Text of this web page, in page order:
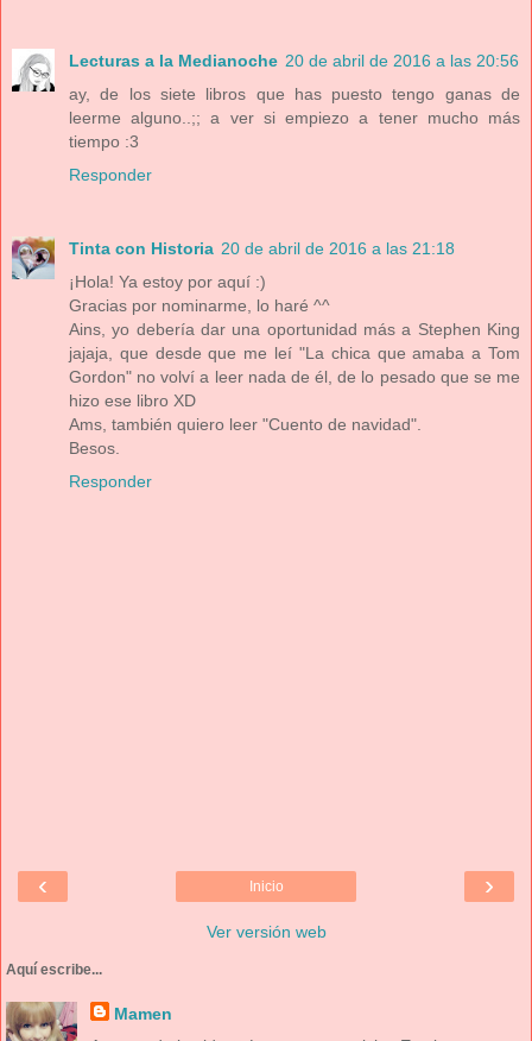
Lecturas a la Medianoche 20 de abril de 2016 a las 20:56
ay, de los siete libros que has puesto tengo ganas de
leerme alguno..;; a ver si empiezo a tener mucho más
tiempo :3
Responder
Tinta con Historia 20 de abril de 2016 a las 21:18
¡Hola! Ya estoy por aquí :)
Gracias por nominarme, lo haré ^^
Ains, yo debería dar una oportunidad más a Stephen King
jajaja, que desde que me leí "La chica que amaba a Tom
Gordon" no volví a leer nada de él, de lo pesado que se me
hizo ese libro XD
Ams, también quiero leer "Cuento de navidad".
Besos.
Responder
‹ ›
Inicio
Ver versión web
Aquí escribe...
Mamen